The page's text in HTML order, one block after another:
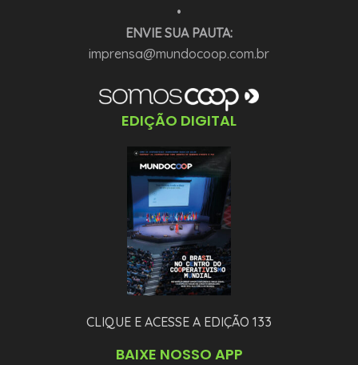
•
ENVIE SUA PAUTA:
imprensa@mundocoop.com.br
EDIÇÃO DIGITAL
CLIQUE E ACESSE A EDIÇÃO 133
BAIXE NOSSO APP